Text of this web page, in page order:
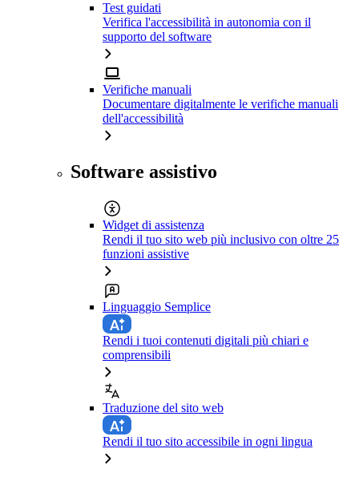
Test guidati
Verifica l'accessibilità in autonomia con il
supporto del software
Verifiche manuali
Documentare digitalmente le verifiche manuali
dell'accessibilità
Software assistivo
Widget di assistenza
Rendi il tuo sito web più inclusivo con oltre 25
funzioni assistive
Linguaggio Semplice
Rendi i tuoi contenuti digitali più chiari e
comprensibili
Traduzione del sito web
Rendi il tuo sito accessibile in ogni lingua